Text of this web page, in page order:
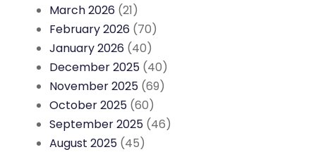
March 2026 (21)
February 2026 (70)
January 2026 (40)
December 2025 (40)
November 2025 (69)
October 2025 (60)
September 2025 (46)
August 2025 (45)